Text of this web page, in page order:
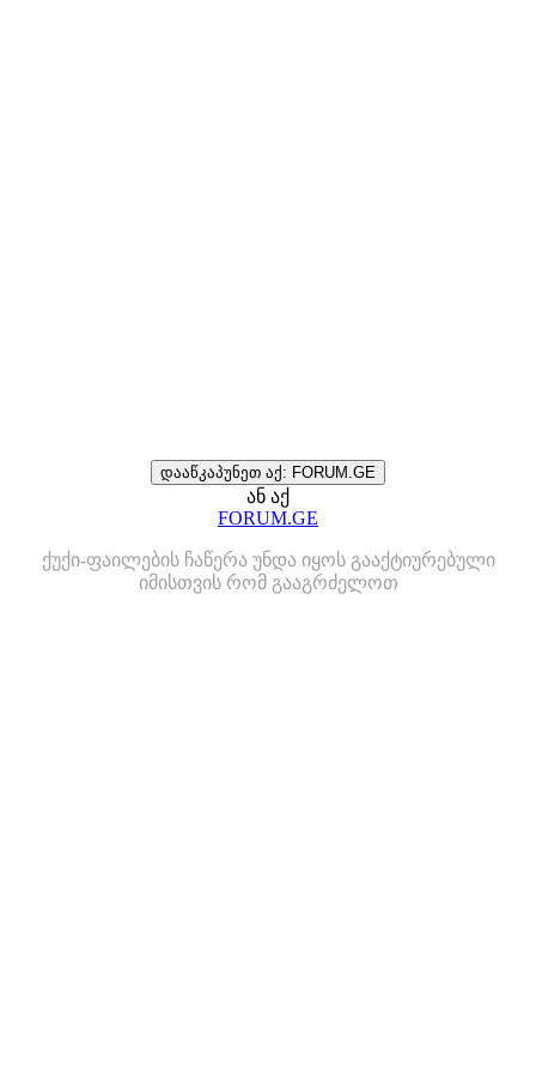
დააწკაპუნეთ აქ: FORUM.GE
ან აქ
FORUM.GE
ქუქი-ფაილების ჩაწერა უნდა იყოს გააქტიურებული
იმისთვის რომ გააგრძელოთ